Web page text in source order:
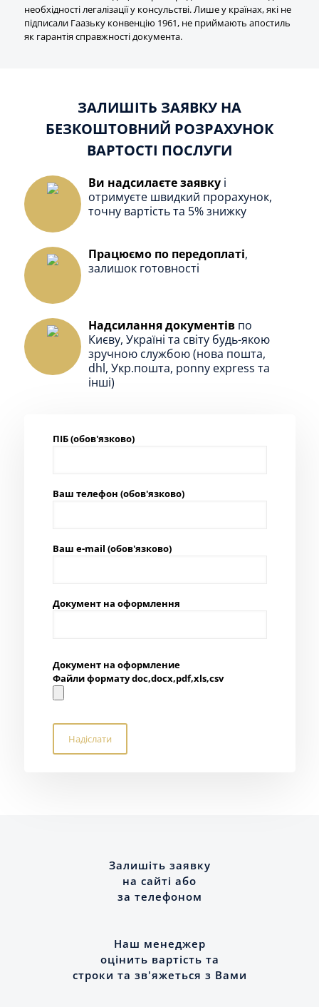
необхідності легалізації у консульстві. Лише у країнах, які не
підписали Гаазьку конвенцію 1961, не приймають апостиль
як гарантія справжності документа.
ЗАЛИШІТЬ ЗАЯВКУ НА
БЕЗКОШТОВНИЙ РОЗРАХУНОК
ВАРТОСТІ ПОСЛУГИ
Ви надсилаєте заявкуі
отримуєте швидкий прорахунок,
точну вартість та 5% знижку
Працюємо по передоплаті,
залишок готовності
Надсилання документівпо
Києву, Україні та світу будь-якою
зручною службою (нова пошта,
dhl, Укр.пошта, ponny express та
інші)
ПІБ (обов'язково)
Ваш телефон (обов'язково)
Ваш e-mail (обов'язково)
Документ на оформлення
Документ на оформление
Файли формату doc,docx,pdf,xls,csv
Залишіть заявку
на сайті або
за телефоном
Наш менеджер
оцінить вартість та
строки та зв'яжеться з Вами